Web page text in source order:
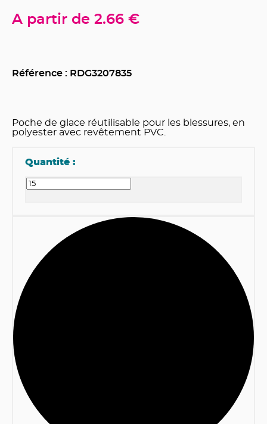
A partir de 2.66 €
Référence : RDG3207835
Poche de glace réutilisable pour les blessures, en
polyester avec revêtement PVC.
Quantité :